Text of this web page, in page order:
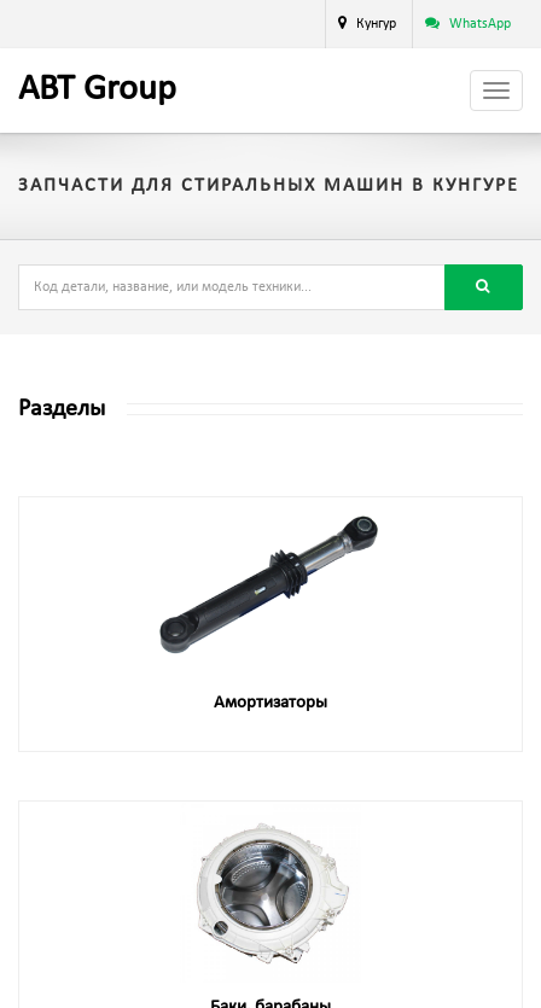
Кунгур WhatsApp
ABT Group
ЗАПЧАСТИ ДЛЯ СТИРАЛЬНЫХ МАШИН В КУНГУРЕ
Разделы
Амортизаторы